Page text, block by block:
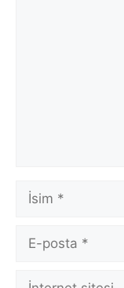
İsim
posta
İnternet